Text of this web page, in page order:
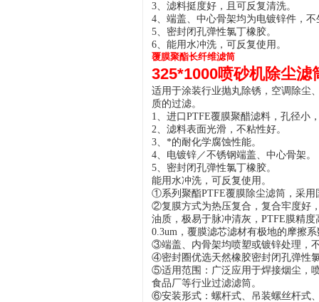
3、滤料挺度好，且可反复清洗。
4、端盖、中心骨架均为电镀锌件，不
5、密封闭孔弹性氯丁橡胶。
6、 能用水冲洗，可反复使用。
覆膜聚酯长纤维滤筒
325*1000喷砂机除尘滤
适用于涂装行业抛丸除锈，空调除尘
质的过滤。
1、进口PTFE覆膜聚醋滤料，孔径小
2、滤料表面光滑，不粘性好。
3、 *的耐化学腐蚀性能。
4、电镀锌／不锈钢端盖、中心骨架。
5、密封闭孔弹性氯丁橡胶。
能用水冲洗，可反复使用。
①系列聚酯PTFE覆膜除尘滤筒，采
②复膜方式为热压复合，复合牢度好
油质，极易于脉冲清灰，PTFE膜精
0.3um，覆膜滤芯滤材有极地的摩擦
③端盖、内骨架均喷塑或镀锌处理，
④密封圈优选天然橡胶密封闭孔弹性
⑤适用范围：广泛应用于焊接烟尘，
食品厂等行业过滤滤筒。
⑥安装形式：螺杆式、吊装螺丝杆式